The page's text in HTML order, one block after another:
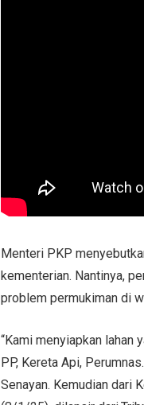
Menteri PKP
kementerian. Nantinya,
problem permukiman di
“Kami menyiapkan lahan
PP, Kereta Api,
Senayan. Kemudian dari